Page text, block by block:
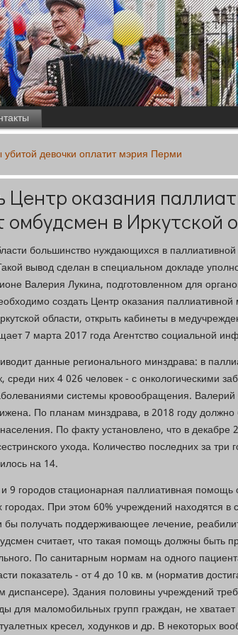
девочки оплатит мэрия Перми
Центр оказания
омбудсмен в Иркутской
большинство нуждающихся в
вывод сделан в специальном докладе
Валерия Лукина, подготовленном для
создать Центр оказания
области, открыть кабинеты в
7 марта 2017 года Агентство социальной
данные регионального минздрава: в
среди них 4 026 человек - с онкологическими
системы кровообращения. Валерий
По планам минздрава, в 2018 году
По факту установлено, что в декабре
ухода. Количество последних за три
на 14.
9 городов стационарная паллиативная помощь
городах. При этом 60% учреждений находятся в
получать поддерживающее лечение,
считает, что такая помощь должны быть
По санитарным нормам на одного
показатель - от 4 до 10 кв. м (норматив
диспансере). Здания половины учреждений
для маломобильных групп граждан, не
кресел, ходунков и др. В некоторых